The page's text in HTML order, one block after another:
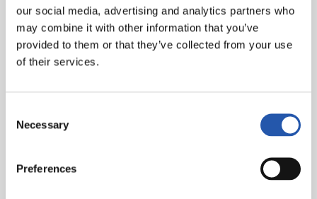
our social media, advertising and analytics partners who
may combine it with other information that you’ve
provided to them or that they’ve collected from your use
of their services.
Selection
Necessary
Preferences
En el evento en cuestión la REAL SOCIEDAD DE FÚTBOL procederá a la toma de
en las que pueda aparecer Ud. o algún menor que esté bajo su tutela sean
publicadas, por favor, háganoslo saber en la siguiente dirección de correo